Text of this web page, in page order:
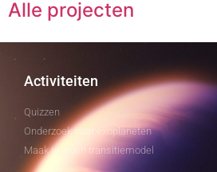
Alle projecten
Activiteiten
Quizzen
Onderzoek naar exoplaneten
Maak je eigen transitiemodel